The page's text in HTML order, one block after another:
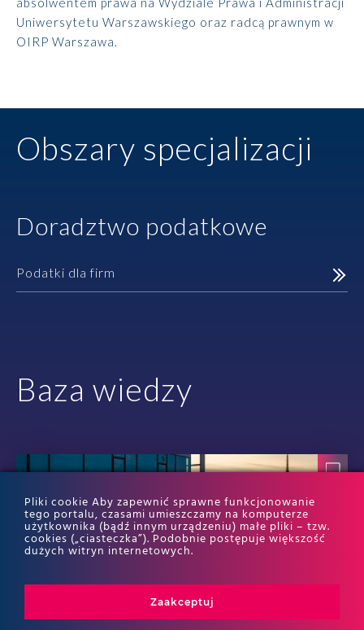
Uniwersytetu Warszawskiego oraz radcą prawnym w
OIRP Warszawa.
Obszary specjalizacji
Doradztwo podatkowe
Podatki dla firm
Baza wiedzy
Pliki cookie Aby zapewnić sprawne funkcjonowanie
tego portalu, czasami umieszczamy na komputerze
użytkownika (bądź innym urządzeniu) małe pliki – tzw.
cookies („ciasteczka”). Podobnie postępuje większość
dużych witryn internetowych.
Zaakceptuj